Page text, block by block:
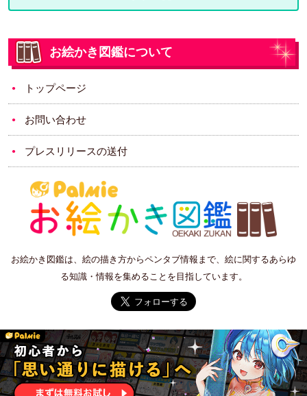
お絵かき図鑑について
トップページ
お問い合わせ
プレスリリースの送付
お絵かき図鑑は、絵の描き方からペンタブ情報まで、絵に関するあらゆ
る知識・情報を集めることを目指しています。